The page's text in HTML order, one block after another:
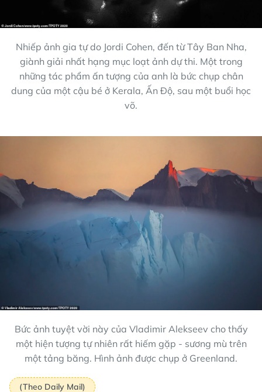
Nhiếp ảnh gia tự do Jordi Cohen, đến từ Tây Ban Nha,
giành giải nhất hạng mục loạt ảnh dự thi. Một trong
những tác phẩm ấn tượng của anh là bức chụp chân
dung của một cậu bé ở Kerala, Ấn Độ, sau một buổi học
võ.
Bức ảnh tuyệt vời này của Vladimir Alekseev cho thấy
một hiện tượng tự nhiên rất hiếm gặp - sương mù trên
một tảng băng. Hình ảnh được chụp ở Greenland.
(Theo Daily Mail)